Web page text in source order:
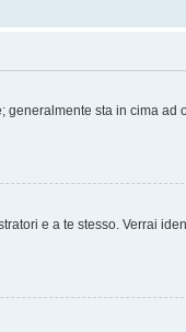
generalmente sta in cima ad
e a te stesso. Verrai